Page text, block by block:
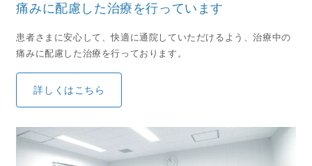
痛みに配慮した治療を行っています
患者さまに安心して、快適に通院していただけるよう、治療中の
痛みに配慮した治療を行っております。
詳しくはこちら